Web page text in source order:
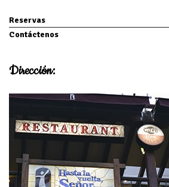
Reservas
Contáctenos
Dirección: